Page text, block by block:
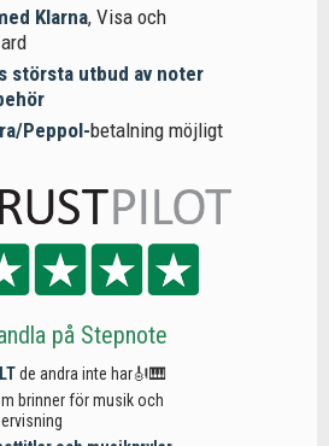
Klarna, Visa och
största utbud av noter
Peppol-betalning möjligt
på Stepnote
de andra inte har🎻🎹
brinner för musik och